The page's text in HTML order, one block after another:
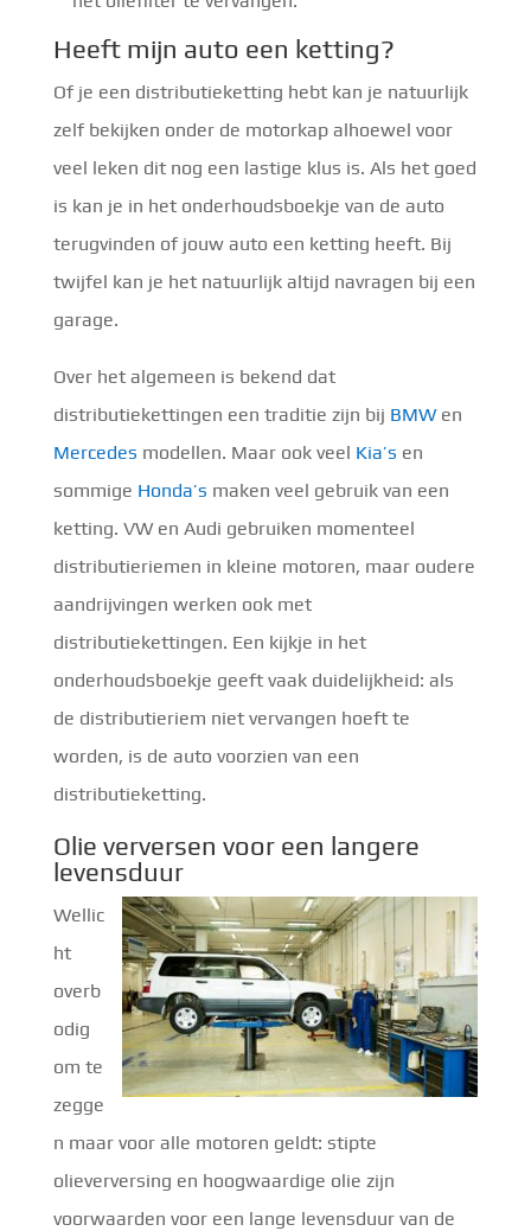
Heeft mijn auto een ketting?
Of je een distributieketting hebt kan je natuurlijk
zelf bekijken onder de motorkap alhoewel voor
veel leken dit nog een lastige klus is. Als het goed
is kan je in het onderhoudsboekje van de auto
terugvinden of jouw auto een ketting heeft. Bij
twijfel kan je het natuurlijk altijd navragen bij een
garage.
Over het algemeen is bekend dat
distributiekettingen een traditie zijn bij BMWen
Mercedes modellen. Maar ook veel Kia’s en
sommige Honda’s maken veel gebruik van een
ketting. VW en Audi gebruiken momenteel
distributieriemen in kleine motoren, maar oudere
aandrijvingen werken ook met
distributiekettingen. Een kijkje in het
onderhoudsboekje geeft vaak duidelijkheid: als
de distributieriem niet vervangen hoeft te
worden, is de auto voorzien van een
distributieketting.
Olie verversen voor een langere
levensduur
Wellic
ht
overb
odig
om te
zegge
n maar voor alle motoren geldt: stipte
olieverversing en hoogwaardige olie zijn
voorwaarden voor een lange levensduur van de